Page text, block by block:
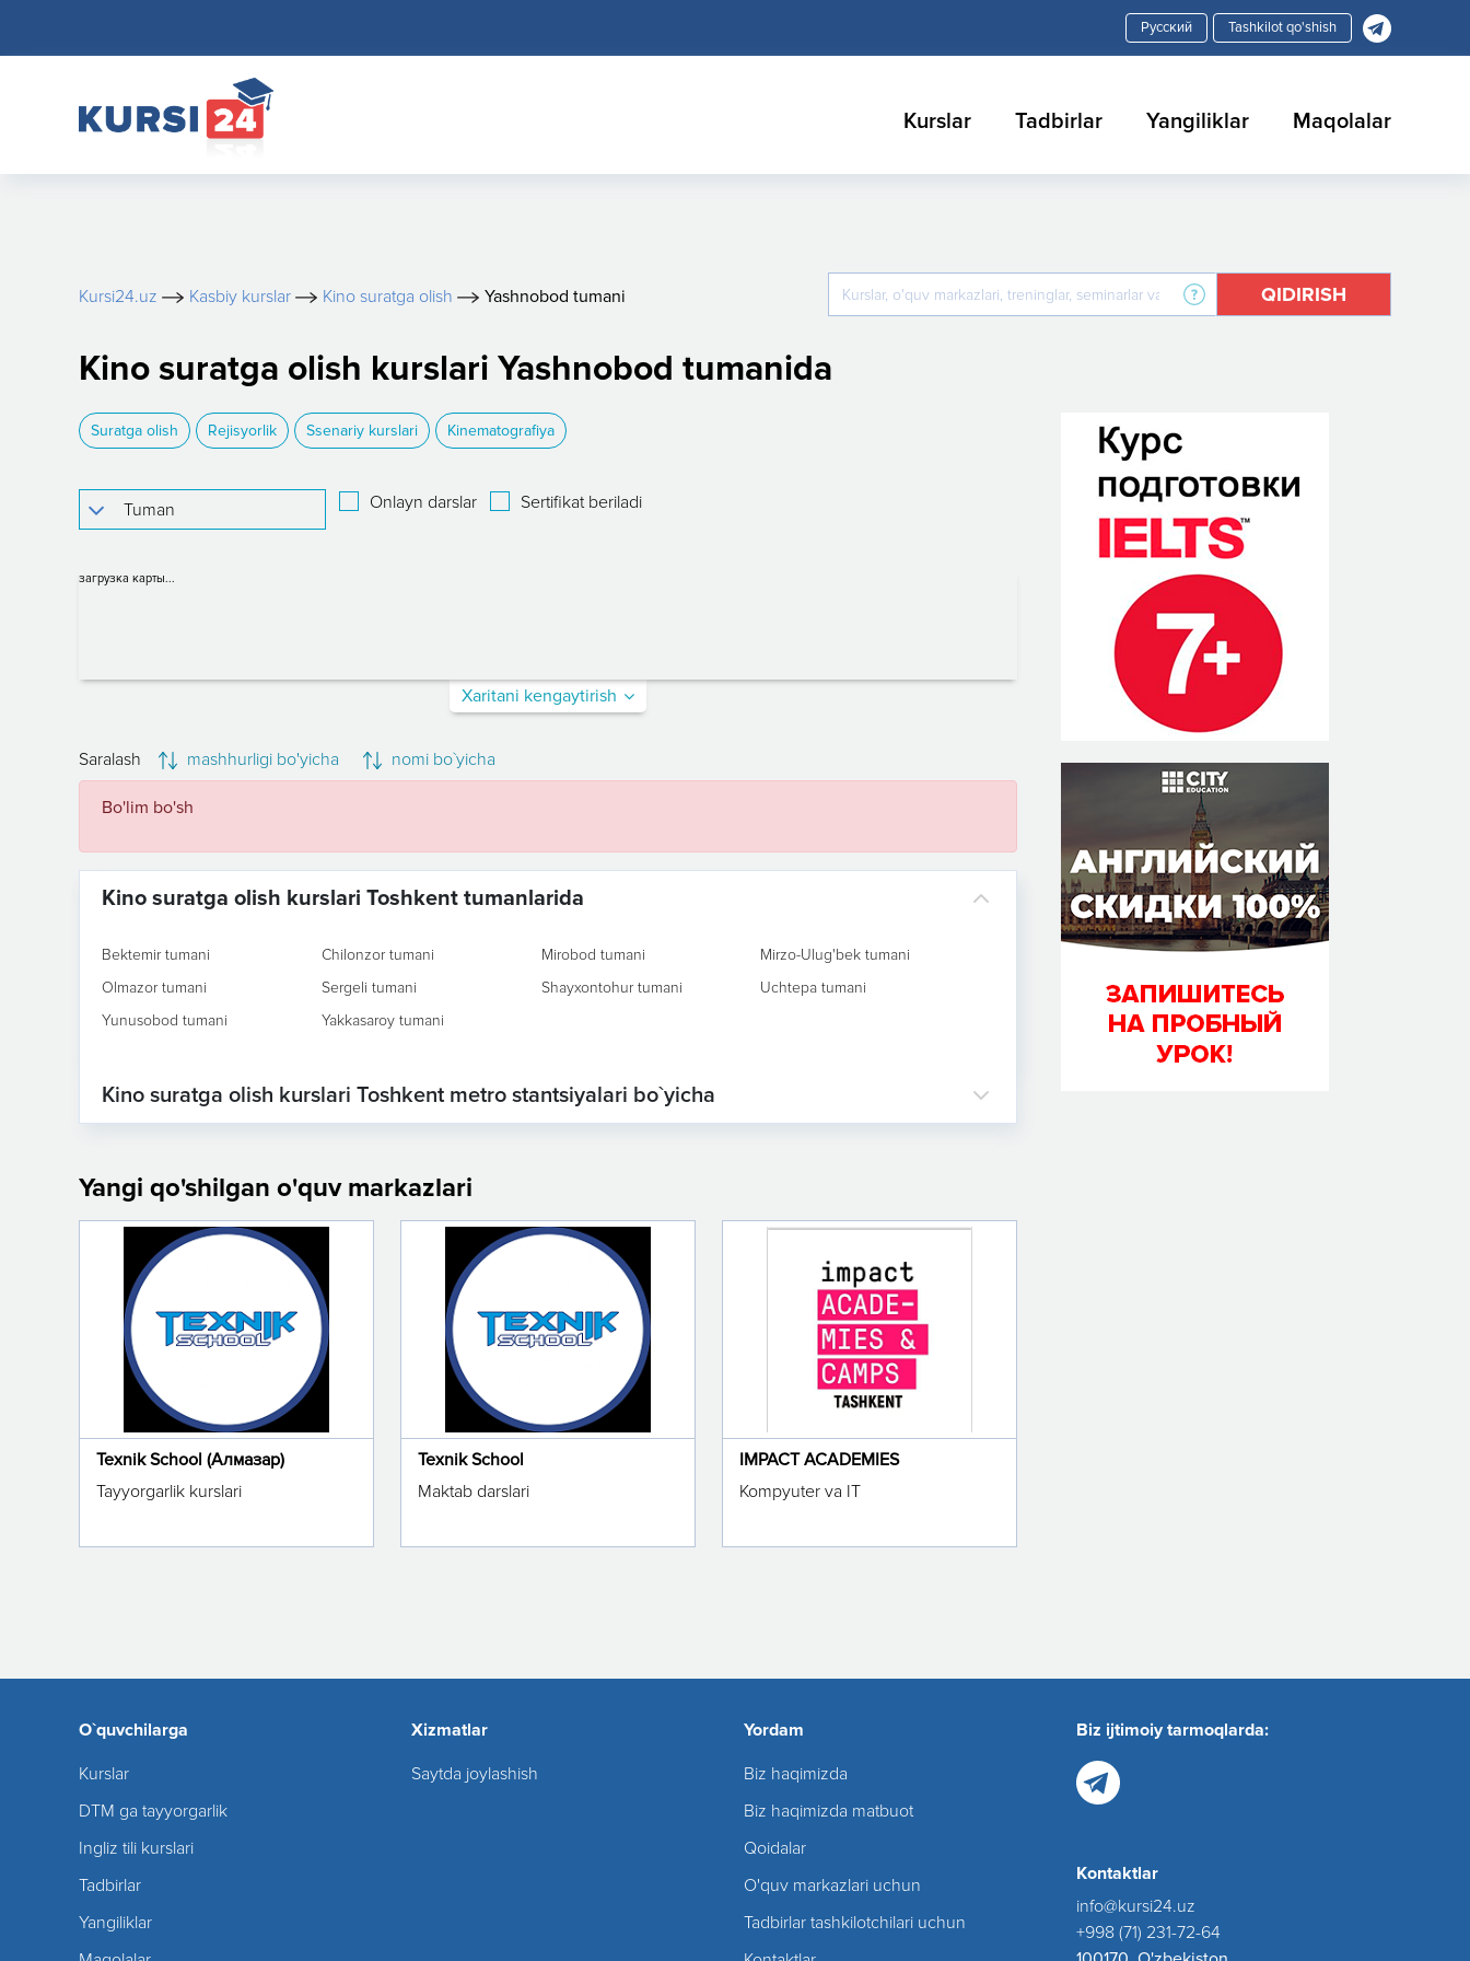
Tashkilot qo'shish
Kurslar Tadbirlar Yangiliklar Maqolalar
Kursi24.uz Kasbiy kurslar Kino suratga olish Yashnobod tumani QIDIRISH
Kino suratga olish kurslari Yashnobod tumanida
Suratga olish Rejisyorlik Ssenariy kurslari Kinematografiya
Onlayn darslar Sertifikat beriladi
загрузка карты...
Xaritani kengaytirish
Saralash mashhurligi bo'yicha nomi bo`yicha
Bo'lim bo'sh
Kino suratga olish kurslari Toshkent tumanlarida
Bektemir tumani Chilonzor tumani Mirobod tumani
Mirzo-Ulug'bek tumani
Olmazor tumani
Sergeli tumani Shayxontohur tumani
Uchtepa tumani
Yunusobod tumani
Yakkasaroy tumani
Kino suratga olish kurslari Toshkent metro stantsiyalari bo`yicha
Yangi qo'shilgan o'quv markazlari
Texnik School (Алмазар)
Tayyorgarlik kurslari
Texnik School
Maktab darslari
IMPACT ACADEMIES
Kompyuter va IT
O`quvchilarga
Kurslar
DTM ga tayyorgarlik
Ingliz tili kurslari
Tadbirlar
Yangiliklar
Xizmatlar
Saytda joylashish
Yordam
Biz haqimizda
Biz haqimizda matbuot
Qoidalar
O'quv markazlari uchun
Tadbirlar tashkilotchilari uchun
Biz ijtimoiy tarmoqlarda:
Kontaktlar
info@kursi24.uz
+998 (71) 231-72-64